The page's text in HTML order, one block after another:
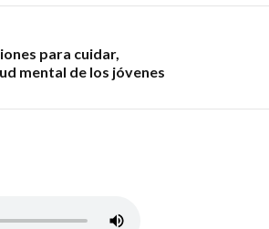
para cuidar,
mental de los jóvenes